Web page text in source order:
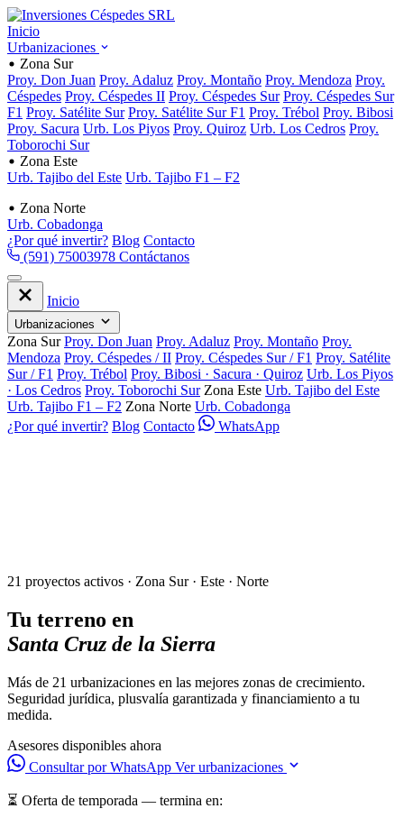
Inicio
Urbanizaciones
Zona Sur
Proy. Don Juan Proy. Adaluz Proy. Montaño Proy. Mendoza Proy.
Céspedes Proy. Céspedes II Proy. Céspedes Sur Proy. Céspedes Sur
F1 Proy. Satélite Sur Proy. Satélite Sur F1 Proy. Trébol Proy. Bibosi
Proy. Sacura Urb. Los Piyos Proy. Quiroz Urb. Los Cedros Proy.
Toborochi Sur
Zona Este
Urb. Tajibo del Este Urb. Tajibo F1 – F2
Zona Norte
Urb. Cobadonga
¿Por qué invertir? Blog Contacto
(591) 75003978 Contáctanos
Inicio
Urbanizaciones
Zona Sur Proy. Don Juan Proy. Adaluz Proy. Montaño Proy.
Mendoza Proy. Céspedes / II Proy. Céspedes Sur / F1 Proy. Satélite
Sur / F1 Proy. Trébol Proy. Bibosi · Sacura · Quiroz Urb. Los Piyos
· Los Cedros Proy. Toborochi Sur Zona Este Urb. Tajibo del Este
Urb. Tajibo F1 – F2 Zona Norte Urb. Cobadonga
¿Por qué invertir? Blog Contacto WhatsApp
21 proyectos activos · Zona Sur · Este · Norte
Tu terreno en
Santa Cruz de la Sierra
Más de 21 urbanizaciones en las mejores zonas de crecimiento.
Seguridad jurídica, plusvalía garantizada y financiamiento a tu
medida.
Asesores disponibles ahora
Consultar por WhatsApp Ver urbanizaciones
⏳ Oferta de temporada — termina en: